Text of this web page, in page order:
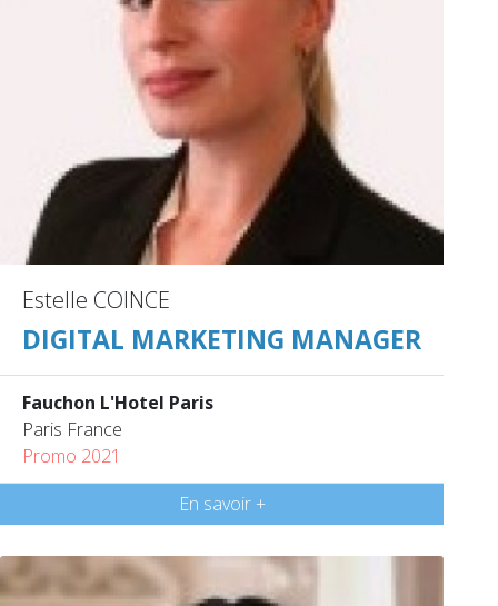
Estelle COINCE
DIGITAL MARKETING MANAGER
Fauchon L'Hotel Paris
Paris France
Promo 2021
En savoir +